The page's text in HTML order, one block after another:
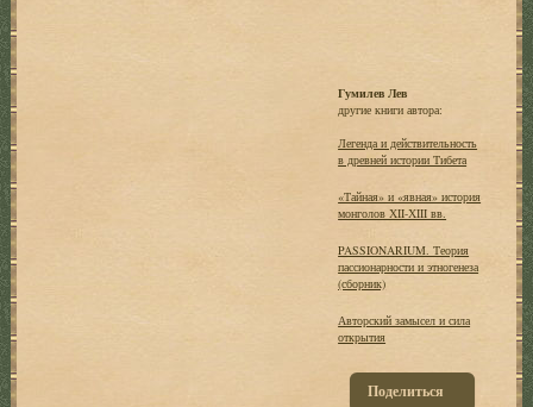
Гумилев Лев
другие книги автора:
Легенда и действительность
в древней истории Тибета
«Тайная» и «явная» история
монголов ХII-ХIII вв.
PASSIONARIUM. Теория
пассионарности и этногенеза
(сборник)
Авторский замысел и сила
открытия
Поделиться